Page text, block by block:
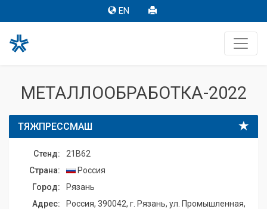
EN
МЕТАЛЛООБРАБОТКА-2022
ТЯЖПРЕССМАШ
Стенд:
21B62
Страна:
Россия
Город:
Рязань
Адрес:
Россия, 390042, г. Рязань, ул. Промышленная,